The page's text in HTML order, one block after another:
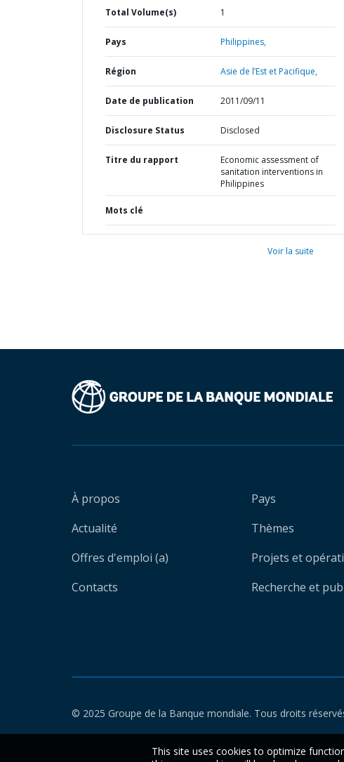
Total Volume(s) 1
Pays Philippines,
Région Asie de l’Est et Pacifique,
Date de publication 2011/09/11
Disclosure Status Disclosed
Titre du rapport
Economic assessment of
sanitation interventions in
Philippines
Mots clé
Voir la suite
À propos
Actualité
Offres d'emploi (a)
Contacts
Pays
Thèmes
Projets et
Recherche et
© 2025 Groupe de la Banque mondiale. Tous droits
This site uses cookies to optimize